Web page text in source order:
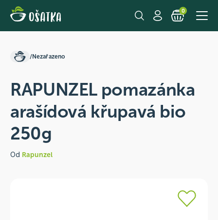
0
/Nezařazeno
RAPUNZEL pomazánka
arašídová křupavá bio
250g
Od Rapunzel